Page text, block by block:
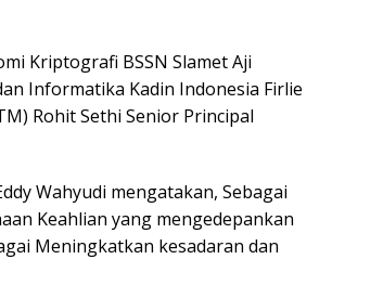
Kriptografi BSSN Slamet Aji
Informatika Kadin Indonesia Firlie
Rohit Sethi Senior Principal
Wahyudi mengatakan, Sebagai
Keahlian yang mengedepankan
Meningkatkan kesadaran dan